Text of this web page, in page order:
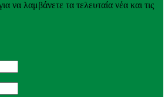
να λαμβάνετε τα τελευταία νέα και τις